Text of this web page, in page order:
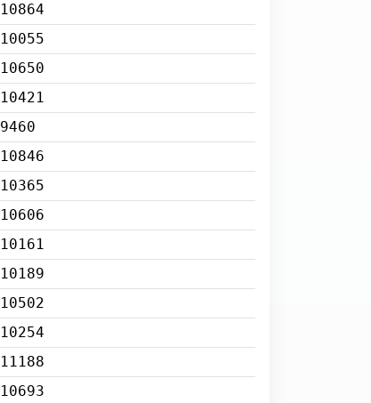
10864
10055
10650
10421
9460
10846
10365
10606
10161
10189
10502
10254
11188
10693